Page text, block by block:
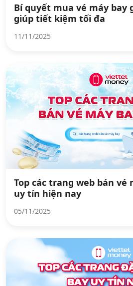
Bí quyết mua vé máy bay
giúp tiết kiệm tối đa
11/11/2025
Top các trang web bán vé
uy tín hiện nay
05/11/2025